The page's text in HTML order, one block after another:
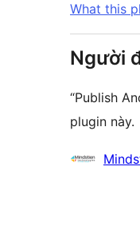
What this
Người
“Publish
plugin này.
Những